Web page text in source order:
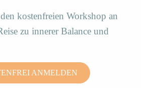
kostenfreien Workshop an
zu innerer Balance und
ANMELDEN